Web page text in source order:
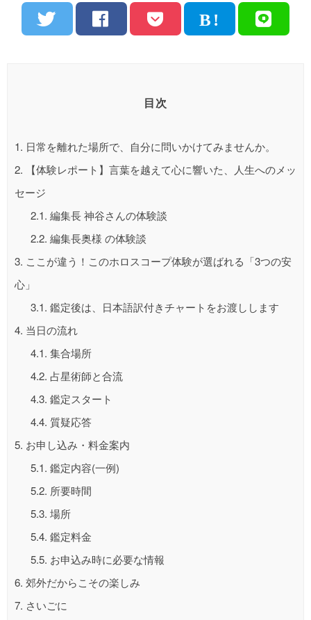
目次
1. 日常を離れた場所で、自分に問いかけてみませんか。
2. 【体験レポート】言葉を越えて心に響いた、人生へのメッ
セージ
2.1. 編集長 神谷さんの体験談
2.2. 編集長奥様 の体験談
3. ここが違う！このホロスコープ体験が選ばれる「3つの安
心」
3.1. 鑑定後は、日本語訳付きチャートをお渡しします
4. 当日の流れ
4.1. 集合場所
4.2. 占星術師と合流
4.3. 鑑定スタート
4.4. 質疑応答
5. お申し込み・料金案内
5.1. 鑑定内容(一例)
5.2. 所要時間
5.3. 場所
5.4. 鑑定料金
5.5. お申込み時に必要な情報
6. 郊外だからこその楽しみ
7. さいごに